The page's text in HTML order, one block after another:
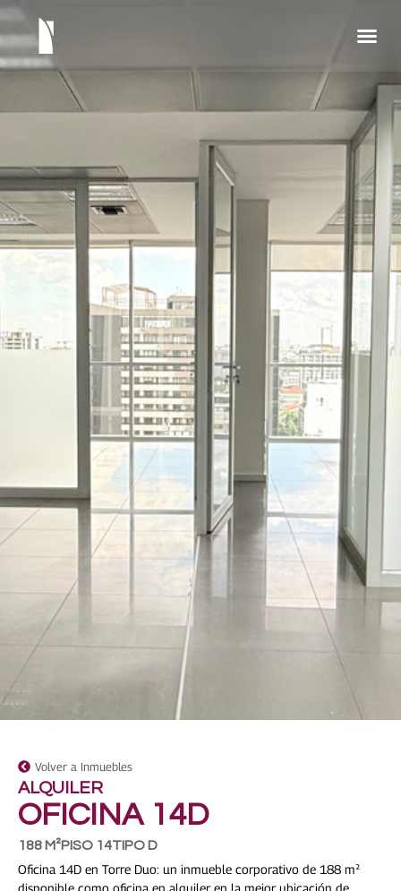
Volver a Inmuebles
ALQUILER
OFICINA 14D
188 M²PISO 14TIPO D
Oficina 14D en Torre Duo: un inmueble corporativo de 188 m²
disponible como oficina en alquiler en la mejor ubicación de